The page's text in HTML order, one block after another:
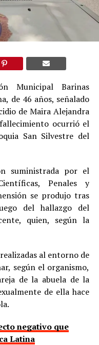
Municipal Barinas
de 46 años, señalado
de Maira Alejandra
ocurrió el
San Silvestre del
suministrada por el
Penales y
se produjo tras
del hallazgo del
quien, según la
al entorno de
según el organismo,
de la abuela de la
de ella hace
negativo que
Latina